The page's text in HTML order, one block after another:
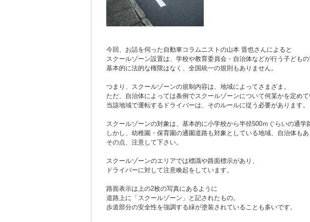
今回、お話を伺った自動車コラムニストの山本 晋也さんによると
スクールゾーン設置は、学校や教育委員会・自治体などが行う子どもの
基本的に法的な権限はなく、全国統一の規則もありません。
つまり、スクールゾーンの規制内容は、地域によってさまざま。
ただ、自治体によっては条例でスクールゾーンについて何某かを定め
当該地域で運転するドライバーは、そのルールに従う必要があります。
スクールゾーンの対象は、基本的に小学校から半径500ｍぐらいの通学
しかし、幼稚園・保育園の通園道路も対象としている地域、自治体もあ
その点、注意して下さい。
スクールゾーンのエリアでは標識や路面標示があり、
ドライバーに対して注意喚起をしています。
路面表示は上の2枚の写真にあるように
道路上に「スクールゾーン」と記されたもの。
歩道部分の安全性を強調する緑が塗装されていることも多いです。